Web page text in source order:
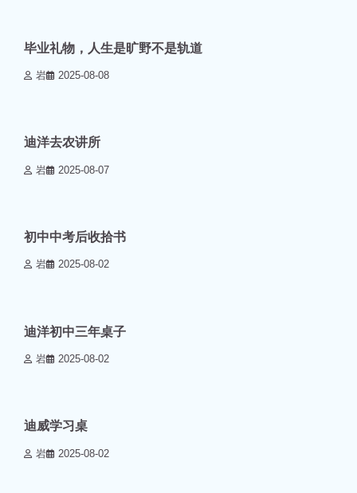
毕业礼物，人生是旷野不是轨道
岩
2025-08-08
迪洋去农讲所
岩
2025-08-07
初中中考后收拾书
岩
2025-08-02
迪洋初中三年桌子
岩
2025-08-02
迪威学习桌
岩
2025-08-02